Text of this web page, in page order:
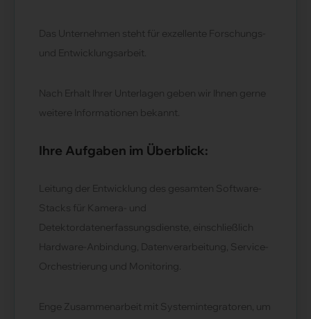
Das Unternehmen steht für exzellente Forschungs-
und Entwicklungsarbeit.
Nach Erhalt Ihrer Unterlagen geben wir Ihnen gerne
weitere Informationen bekannt.
Ihre Aufgaben im Überblick:
Leitung der Entwicklung des gesamten Software-
Stacks für Kamera- und
Detektordatenerfassungsdienste, einschließlich
Hardware-Anbindung, Datenverarbeitung, Service-
Orchestrierung und Monitoring.
Enge Zusammenarbeit mit Systemintegratoren, um